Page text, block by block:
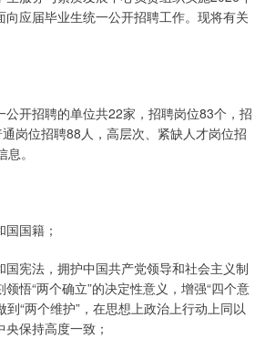
向应届毕业生统一公开招聘工作。现将有关
公开招聘的单位共22家，招聘岗位83个，招
岗位招聘88人，高层次、紧缺人才岗位招
。
国国籍；
国宪法，拥护中国共产党领导和社会主义制
悟“两个确立”的决定性意义，增强“四个意
到“两个维护”，在思想上政治上行动上同以
保持高度一致；